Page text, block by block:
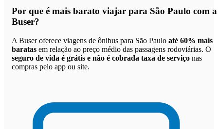
Por que é mais barato viajar para São Paulo com a
Buser?
A Buser oferece viagens de ônibus para São Paulo até 60% mais
baratas em relação ao preço médio das passagens rodoviárias. O
seguro de vida é grátis e não é cobrada taxa de serviço nas
compras pelo app ou site.